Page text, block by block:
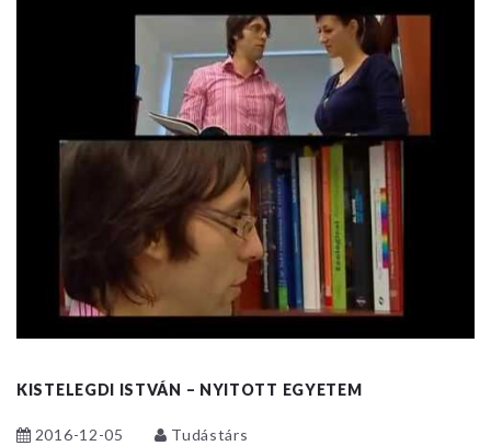
KISTELEGDI ISTVÁN – NYITOTT EGYETEM
2016-12-05 Tudástárs